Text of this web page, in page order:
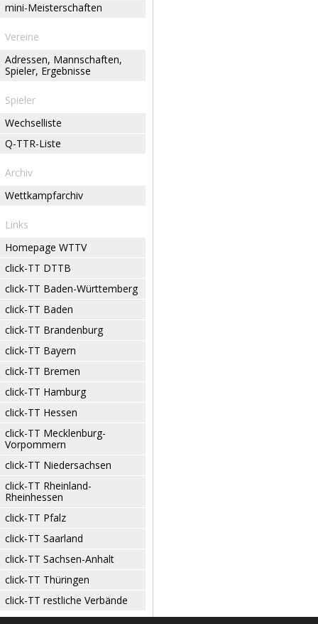
mini-Meisterschaften
Vereine
Adressen, Mannschaften,
Spieler, Ergebnisse
Spieler
Wechselliste
Q-TTR-Liste
Archiv
Wettkampfarchiv
Links
Homepage WTTV
click-TT DTTB
click-TT Baden-Württemberg
click-TT Baden
click-TT Brandenburg
click-TT Bayern
click-TT Bremen
click-TT Hamburg
click-TT Hessen
click-TT Mecklenburg-
Vorpommern
click-TT Niedersachsen
click-TT Rheinland-
Rheinhessen
click-TT Pfalz
click-TT Saarland
click-TT Sachsen-Anhalt
click-TT Thüringen
click-TT restliche Verbände